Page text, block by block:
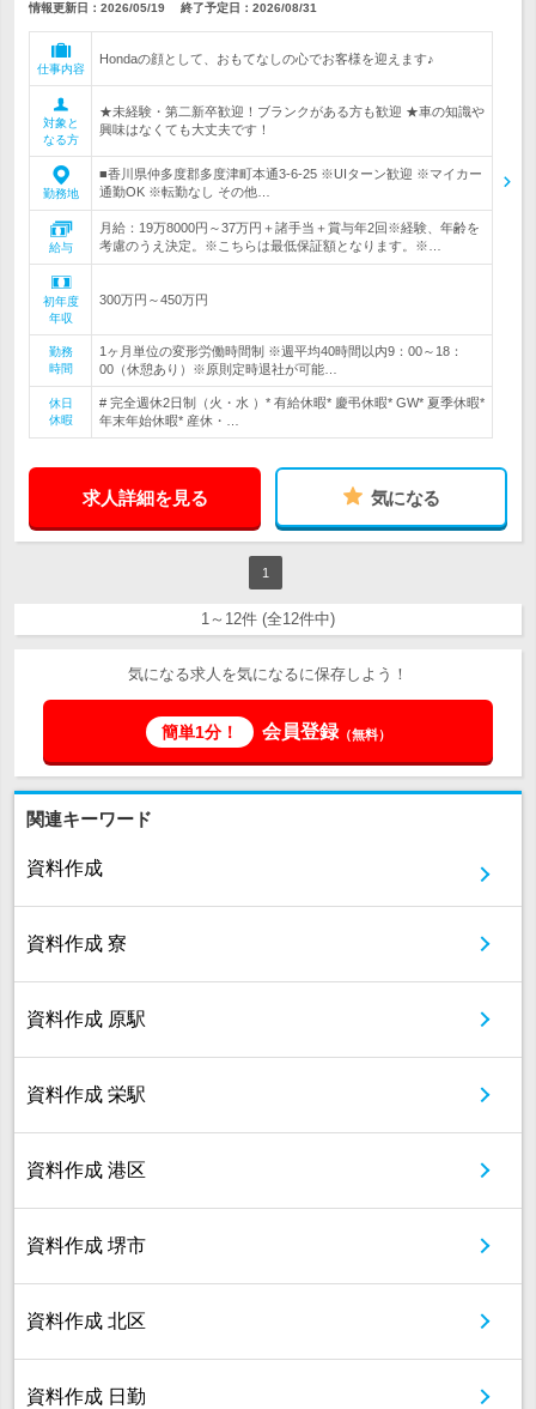
情報更新日：2026/05/19 終了予定日： 2026/08/31
仕事内容
Hondaの顔として、おもてなしの心でお客様を迎えます♪
対象と
なる方
★未経験・第二新卒歓迎！ブランクがある方も歓迎 ★車の知識や
興味はなくても大丈夫です！
勤務地
■香川県仲多度郡多度津町本通3-6-25 ※UIターン歓迎 ※マイカー
通勤OK ※転勤なし その他…
給与
月給：19万8000円～37万円＋諸手当＋賞与年2回※経験、年齢を
考慮のうえ決定。※こちらは最低保証額となります。※…
初年度
年収
300万円～450万円
勤務
時間
1ヶ月単位の変形労働時間制 ※週平均40時間以内9：00～18：
00（休憩あり）※原則定時退社が可能…
休日
休暇
# 完全週休2日制（火・水 ）* 有給休暇* 慶弔休暇* GW* 夏季休暇*
年末年始休暇* 産休・…
求人詳細を見る 気になる
1
1～12件 (全12件中)
気になる求人を気になるに保存しよう！
簡単1分！ 会員登録（無料）
関連キーワード
資料作成
資料作成 寮
資料作成 原駅
資料作成 栄駅
資料作成 港区
資料作成 堺市
資料作成 北区
資料作成 日勤